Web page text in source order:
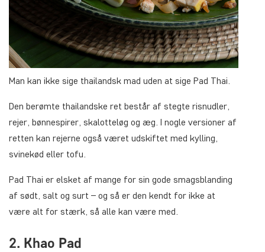
Man kan ikke sige thailandsk mad uden at sige Pad Thai.
Den berømte thailandske ret består af stegte risnudler,
rejer, bønnespirer, skalotteløg og æg. I nogle versioner af
retten kan rejerne også været udskiftet med kylling,
svinekød eller tofu.
Pad Thai er elsket af mange for sin gode smagsblanding
af sødt, salt og surt – og så er den kendt for ikke at
være alt for stærk, så alle kan være med.
2. Khao Pad